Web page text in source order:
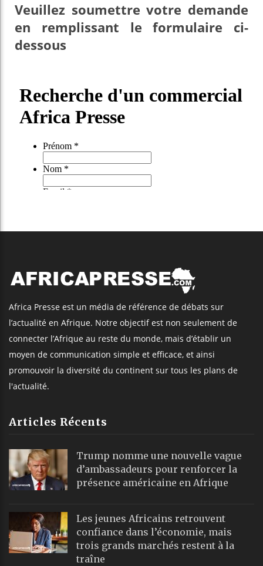
Veuillez soumettre votre demande
en remplissant le formulaire ci-
dessous
Africa Presse est un média de référence de débats sur
l’actualité en Afrique. Notre objectif est non seulement de
connecter l’Afrique au reste du monde, mais d’établir un
moyen de communication simple et efficace, et ainsi
promouvoir la diversité du continent sur tous les plans de
l'actualité.
Articles Récents
Trump nomme une nouvelle vague
d’ambassadeurs pour renforcer la
présence américaine en Afrique
Les jeunes Africains retrouvent
confiance dans l’économie, mais
trois grands marchés restent à la
traîne